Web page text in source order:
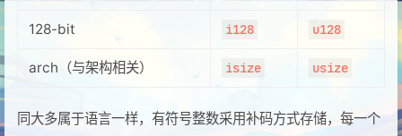
128-bit i128 u128
arch（与架构相关） isize usize
同大多属于语言一样，有符号整数采用补码方式存储，每一个